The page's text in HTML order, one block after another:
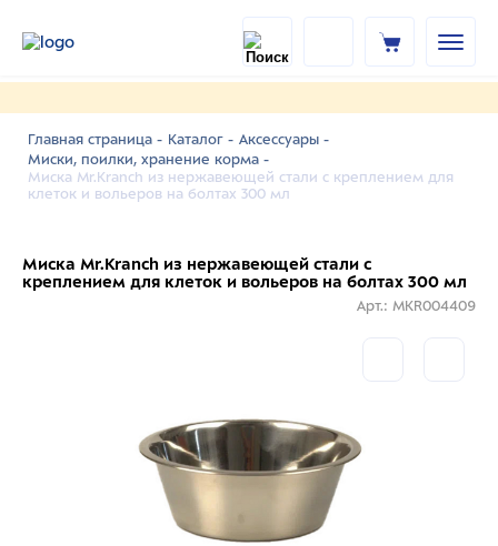
Главная страница - Каталог - Аксессуары -
Миски, поилки, хранение корма -
Миска Mr.Kranch из нержавеющей стали с креплением для
клеток и вольеров на болтах 300 мл
Миска Mr.Kranch из нержавеющей стали с
креплением для клеток и вольеров на болтах 300 мл
Арт.: MKR004409